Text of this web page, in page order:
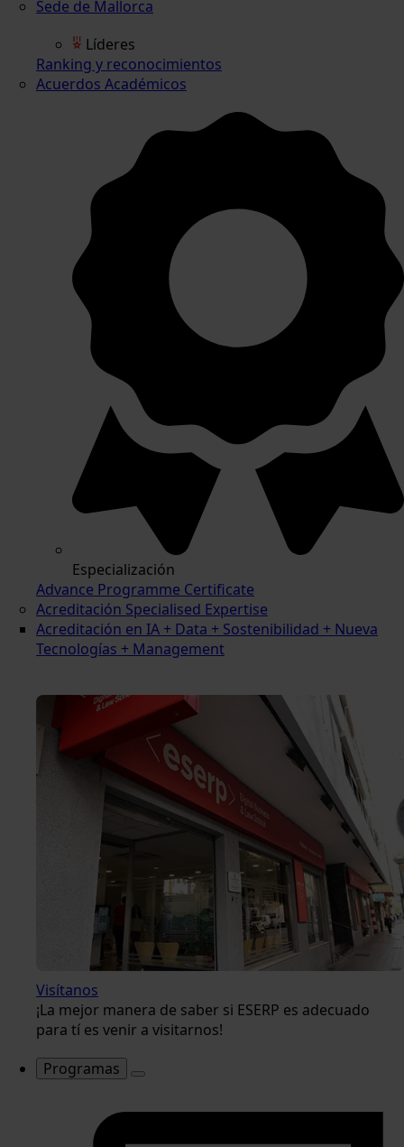
Sede de Mallorca
Líderes
Ranking y reconocimientos
Acuerdos Académicos
Especialización
Advance Programme Certificate
Acreditación Specialised Expertise
Acreditación en IA + Data + Sostenibilidad + Nueva
Tecnologías + Management
Visítanos
¡La mejor manera de saber si ESERP es adecuado
para tí es venir a visitarnos!
Programas